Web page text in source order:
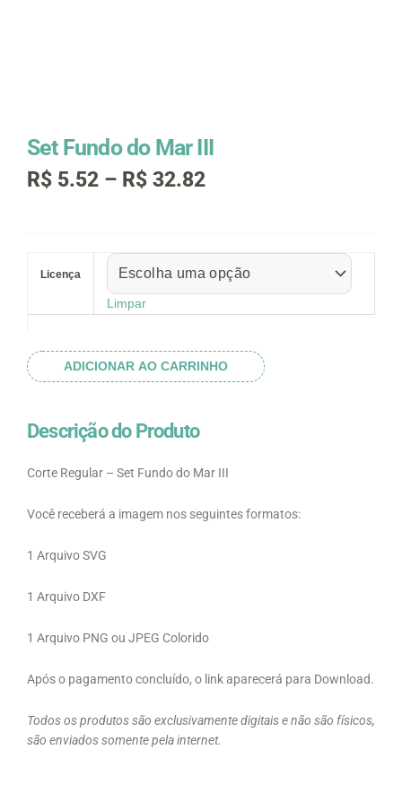
Set Fundo do Mar III
R$ 5.52 – R$ 32.82Faixa
através
R$ 32.82
Licença
Limpar
ADICIONAR AO CARRINHO
Descrição do Produto
Corte Regular – Set Fundo do Mar III
Você receberá a imagem nos seguintes formatos:
1 Arquivo SVG
1 Arquivo DXF
1 Arquivo PNG ou JPEG Colorido
Após o pagamento concluído, o link aparecerá para Download.
Todos os produtos são exclusivamente digitais e não são físicos,
são enviados somente pela internet.